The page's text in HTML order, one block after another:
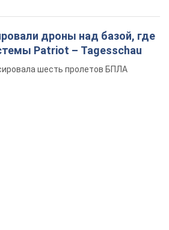
дроны над базой, где
Patriot – Tagesschau
шесть пролетов БПЛА